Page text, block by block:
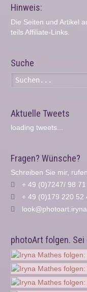
Hinweis:
Die Seiten und Artikel
teils Affiliate-Links.
Suche
Aktuelle Tweets
loading tweets...
Fragen? Wünsche?
Schreiben Sie mir,
+ 49 (0)7247/ 98
+ 49 (0)179 220 52
photoArt folgen. Sei